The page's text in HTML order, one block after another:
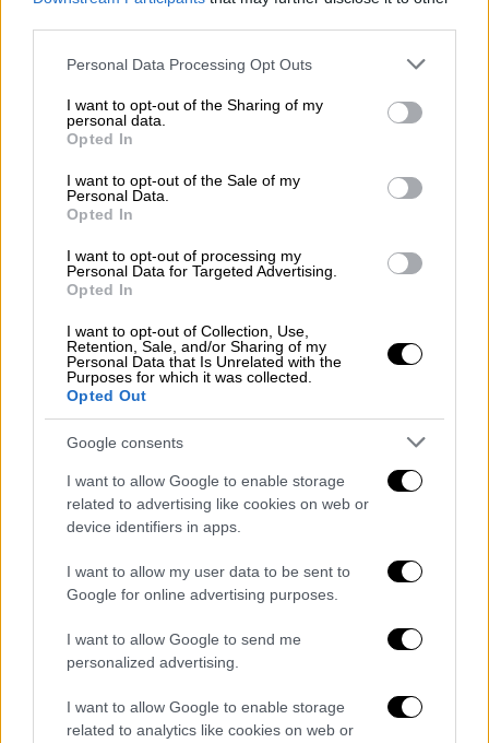
Please note that this website/app uses one or more Google
not limited to your visit or usage behaviour. You may click to
grant or deny consent to Google and its third-party tags to
use your data for below specified purposes in below Google
consent section.
Personal Data Processing Opt Outs
I want to opt-out of the Sharing of my
personal data.
Opted In
I want to opt-out of the Sale of my
Personal Data.
Opted In
I want to opt-out of processing my
Personal Data for Targeted Advertising.
Opted In
I want to opt-out of Collection, Use,
Retention, Sale, and/or Sharing of my
Personal Data that Is Unrelated with the
Purposes for which it was collected.
Opted Out
Google consents
I want to allow Google to enable storage
related to advertising like cookies on web or
device identifiers in apps.
I want to allow my user data to be sent to
Google for online advertising purposes.
I want to allow Google to send me
personalized advertising.
I want to allow Google to enable storage
related to analytics like cookies on web or
Λίγες ώρες πριν την έλευση του 2025, το
ethnos.gr κάνει μία ανακεφαλαίωση των
διεθνών εξελίξεων που μονοπώλησαν το
Κόσμος| 21.10.2024 12:17
Γιούλια Ναβάλναγια: «Κάποια μέρα θα
γυρίσω στη Ρωσία για να κατέβω ως
υποψήφια πρόεδρος»
Βλαντιμίρ Πούτιν»